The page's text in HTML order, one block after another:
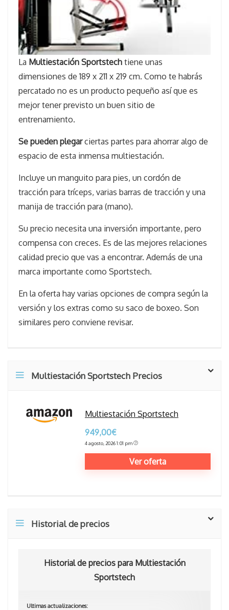
La Multiestación Sportstech tiene unas
dimensiones de 189 x 211 x 219 cm. Como te habrás
percatado no es un producto pequeño así que es
mejor tener previsto un buen sitio de
entrenamiento.
Se pueden plegarciertas partes para ahorrar algo de
espacio de esta inmensa multiestación.
Incluye un manguito para pies, un cordón de
tracción para tríceps, varias barras de tracción y una
manija de tracción para (mano).
Su precio necesita una inversión importante, pero
compensa con creces. Es de las mejores relaciones
calidad precio que vas a encontrar. Además de una
marca importante como Sportstech.
En la oferta hay varias opciones de compra según la
versión y los extras como su saco de boxeo. Son
similares pero conviene revisar.
Multiestación Sportstech Precios
Multiestación Sportstech
949,00€
4 agosto, 2026 1:01 pm
Ver oferta
Historial de precios
Historial de precios para Multiestación
Sportstech
Ultimas actualizaciones: